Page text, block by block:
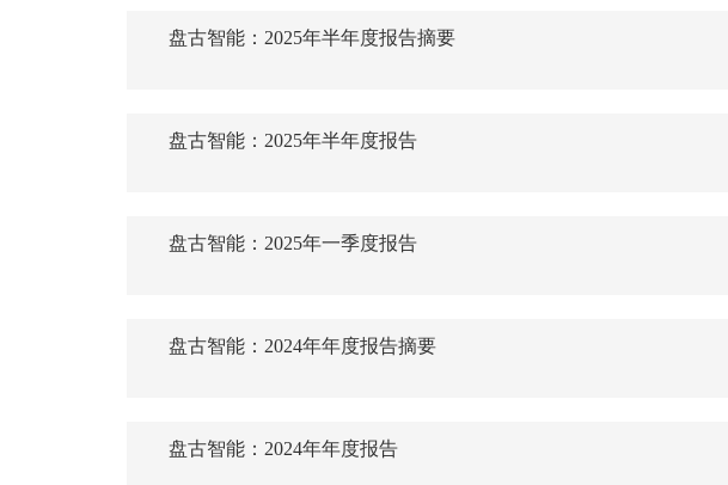
盘古智能：2025年半年度报告摘要
盘古智能：2025年半年度报告
盘古智能：2025年一季度报告
盘古智能：2024年年度报告摘要
盘古智能：2024年年度报告